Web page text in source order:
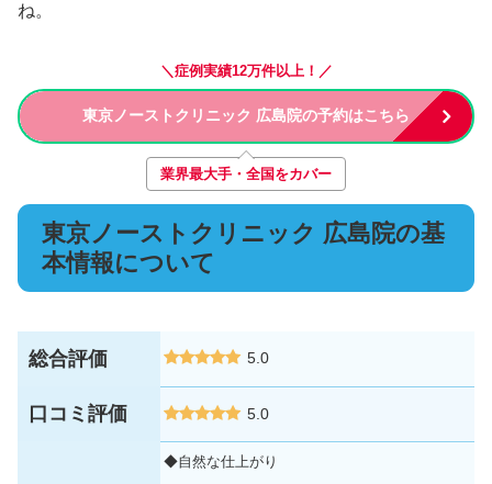
ね。
＼症例実績12万件以上！／
東京ノーストクリニック 広島院の予約はこちら
業界最大手・全国をカバー
東京ノーストクリニック 広島院の基
本情報について
総合評価 5.0
口コミ評価 5.0
◆自然な仕上がり